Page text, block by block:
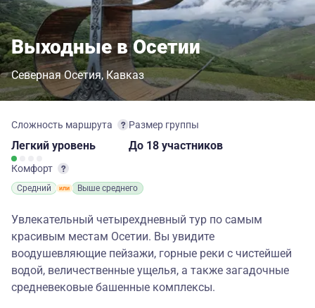
Выходные в Осетии
Северная Осетия Кавказ
Сложность маршрута
Легкий уровень
Комфорт
Средний Выше среднего
Размер группы
до 18 участников
Увлекательный четырехдневный тур по самым
красивым местам Осетии. Вы увидите
воодушевляющие пейзажи, горные реки с чистейшей
водой, величественные ущелья, а также загадочные
средневековые башенные комплексы.